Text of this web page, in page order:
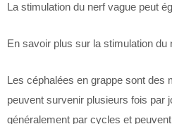
La stimulation du nerf vague peut
En savoir plus sur la stimulation du
Les céphalées en grappe sont des
peuvent survenir plusieurs fois par
généralement par cycles et